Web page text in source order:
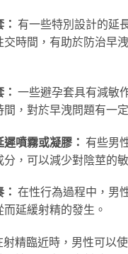
有一些特別設計的延
時間，有助於防治早
一些避孕套具有減敏
，對於早洩問題有一
噴霧或凝膠： 有些男
，可以減少對陰莖的
在性行為過程中，男
延緩射精的發生。
射精臨近時，男性可以